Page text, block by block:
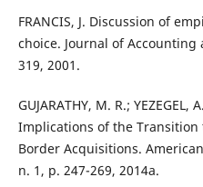
FRANCIS, J. Discussion of
choice. Journal of Accounting
319, 2001.
GUJARATHY, M. R.;
Implications of the Transition
Border Acquisitions.
n. 1, p. 247-269, 2014a.